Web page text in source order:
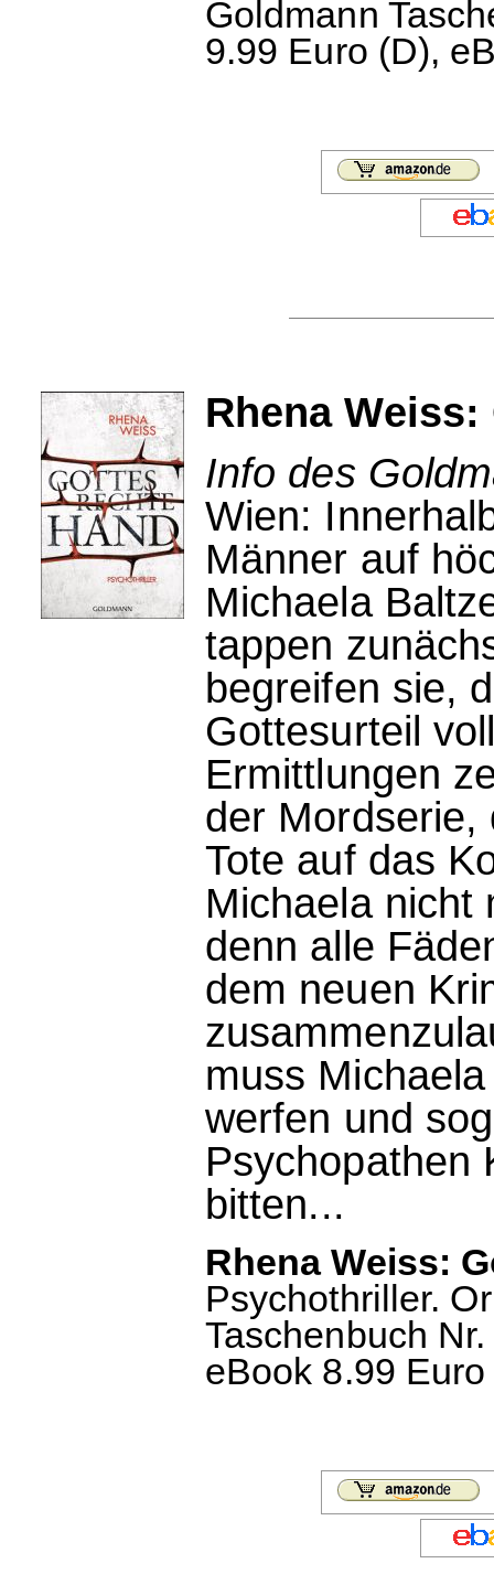
Goldmann
9.99 Euro (D),
Rhena
Info des
Wien:
Männer auf
Michaela
tappen
begreifen sie,
Gottesurteil
Ermittlungen
der Mordserie,
Tote auf das
Michaela nicht
denn alle
dem neuen
muss
werfen und
Psychopathen
bitten...
Rhena Weiss:
Psychothriller.
Taschenbuch
eBook 8.99